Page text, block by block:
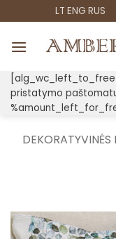
to
content
LT ENG RUS
pristatymo
DEKORATYVINĖS